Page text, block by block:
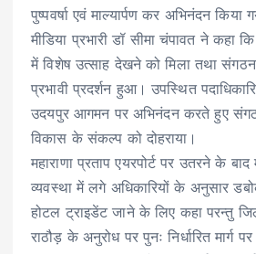
पुष्पवर्षा एवं माल्यार्पण कर अभिनंदन किया
मीडिया प्रभारी डॉ सीमा चंपावत ने कहा
में विशेष उत्साह देखने को मिला तथा
प्रभावी प्रदर्शन हुआ। उपस्थित
उदयपुर आगमन पर अभिनंदन करते हुए
विकास के संकल्प को दोहराया।
महाराणा प्रताप एयरपोर्ट पर उतरने के
व्यवस्था में लगे अधिकारियों के अनुसार
होटल ट्राइडेंट जाने के लिए कहा परन्तु
राठौड़ के अनुरोध पर पुनः निर्धारित मार्ग